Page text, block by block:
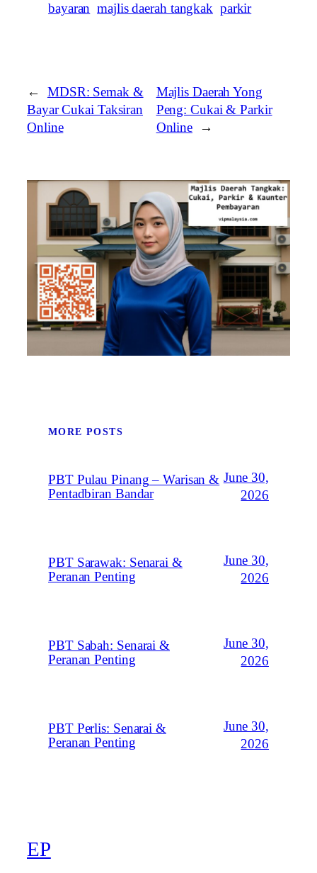
bayaran majlis daerah tangkak parkir
←
MDSR: Semak &
Bayar Cukai Taksiran
Online
Majlis Daerah Yong
Peng: Cukai & Parkir
Online
→
MORE POSTS
PBT Pulau Pinang – Warisan &
Pentadbiran Bandar
June 30,
2026
PBT Sarawak: Senarai &
Peranan Penting
June 30,
2026
PBT Sabah: Senarai &
Peranan Penting
June 30,
2026
PBT Perlis: Senarai &
Peranan Penting
June 30,
2026
EP